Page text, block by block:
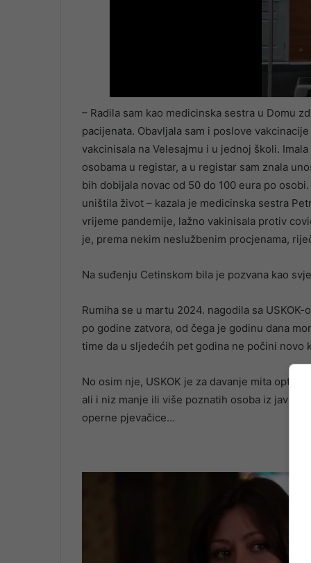
– Radila sam kao medicinska sestra u Domu
pacijenata. Obavljala sam i poslove
vakcinisala na Velesajmu i u jednoj školi.
osobama u registar, a u registar sam znala
bih dobijala novac od 50 do 100 eura po
uništila život – kazala je medicinska sestra
vrijeme pandemije, lažno vakinisala protiv
je, prema nekim neslužbenim procjenama,
Na suđenju Cetinskom bila je pozvana kao
Rumiha se u martu 2024. nagodila sa
po godine zatvora, od čega je godinu dana
time da u sljedećih pet godina ne počini novo
No osim nje, USKOK je za davanje mita
ali i niz manje ili više poznatih osoba iz
operne pjevačice…